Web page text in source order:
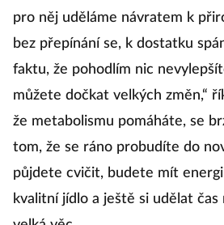
pro něj uděláme návratem k
bez přepínání se, k dostatku
faktu, že pohodlím nic
můžete dočkat velkých změn,“
že metabolismu pomáháte, se
tom, že se ráno probudíte do
půjdete cvičit, budete mít
kvalitní jídlo a ještě si udělat čas